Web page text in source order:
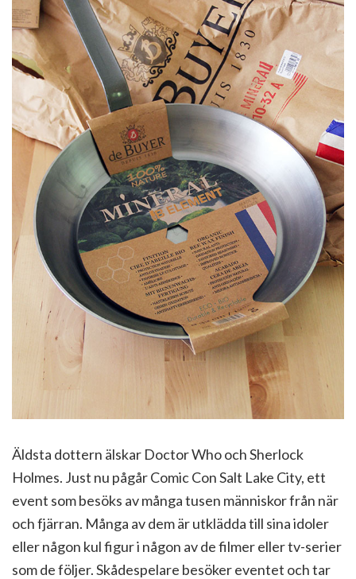
Äldsta dottern älskar Doctor Who och Sherlock
Holmes. Just nu pågår Comic Con Salt Lake City, ett
event som besöks av många tusen människor från när
och fjärran. Många av dem är utklädda till sina idoler
eller någon kul figur i någon av de filmer eller tv-serier
som de följer. Skådespelare besöker eventet och tar